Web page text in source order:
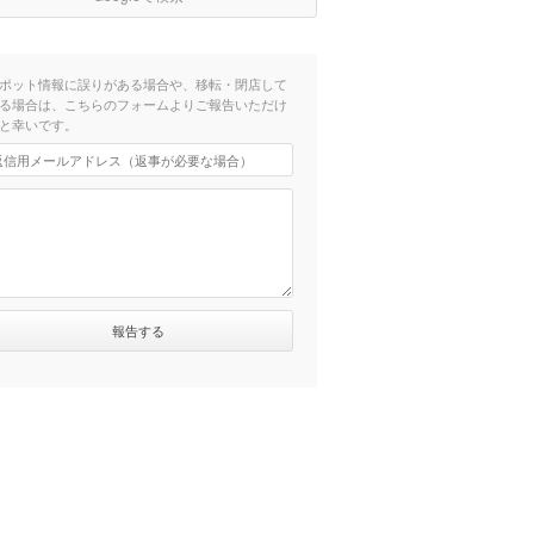
ット情報に誤りがある場合や、移転・閉店して
場合は、こちらのフォームよりご報告いただけ
幸いです。